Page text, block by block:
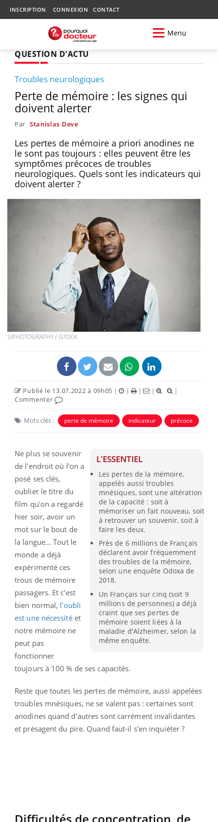
INSCRIPTION CONNEXION CONTACT
Menu
QUESTION D'ACTU
Troubles neurologiques
Perte de mémoire : les signes qui
doivent alerter
Par Stanislas Deve
Les pertes de mémoire a priori anodines ne
le sont pas toujours : elles peuvent être les
symptômes précoces de troubles
neurologiques. Quels sont les indicateurs qui
doivent alerter ?
SIPHOTOGRAPHY / ISTOCK
Publié le 13.07.2022 à 09h05 | | | |
|
Commenter
Mots clés : perte de mémoire indicateur précoce
L'ESSENTIEL
Les pertes de la mémoire,
appelés aussi troubles
mnésiques, sont une altération
de la capacité : soit à
mémoriser un fait nouveau, soit
à retrouver un souvenir, soit à
faire les deux.
Près de 6 millions de Français
déclarent avoir fréquemment
des troubles de la mémoire,
selon une enquête Odoxa de
2018.
Un Français sur cinq (soit 9
millions de personnes) a déjà
craint que ses pertes de
mémoire soient liées à la
maladie d'Alzheimer, selon la
même enquête.
Ne plus se souvenir
de l'endroit où l'on a
posé ses clés,
oublier le titre du
film qu'on a regardé
hier soir, avoir un
mot sur le bout de
la langue... Tout le
monde a déjà
expérimenté ces
trous de mémoire
passagers. Et c'est
bien normal, l'oubli
est une nécessitéet
notre mémoire ne
peut pas
fonctionner
toujours à 100 % de ses capacités.
Reste que toutes les pertes de mémoire, aussi appelées
troubles mnésiques, ne se valent pas : certaines sont
anodines quand d'autres sont carrément invalidantes
et présagent du pire. Quand faut-il s'en inquiéter ?